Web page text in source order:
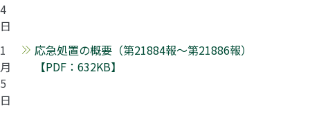
4
日
1
月
5
日
応急処置の概要（第21884報～第21886報）
【PDF：632KB】